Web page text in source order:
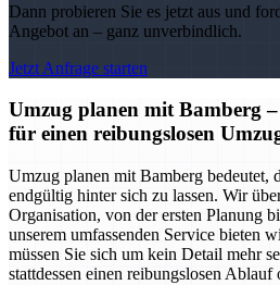
Dann probieren Sie es jetzt aus und
Angebot an – ganz unverbindlich.
Jetzt Anfrage starten
Umzug planen mit Bamberg
für einen reibungslosen
Umzug planen mit Bamberg bedeutet,
endgültig hinter sich zu lassen. Wir
Organisation, von der ersten Planung
unserem umfassenden Service bieten
müssen Sie sich um kein Detail mehr
stattdessen einen reibungslosen Ablauf